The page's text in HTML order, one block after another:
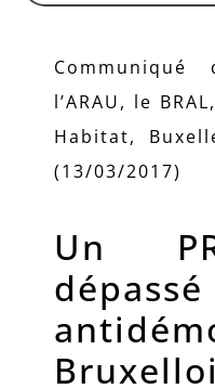
l’ARAU, le
Habitat,
(13/03/2017)
Un